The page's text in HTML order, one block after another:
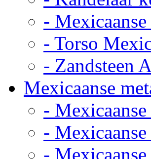
-
- Torso
- Zandsteen
Mexicaanse
-
-
-